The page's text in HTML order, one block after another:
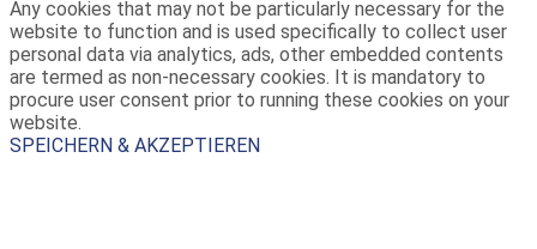
Any cookies that may not be particularly necessary for the
website to function and is used specifically to collect user
personal data via analytics, ads, other embedded contents
are termed as non-necessary cookies. It is mandatory to
procure user consent prior to running these cookies on your
website.
SPEICHERN & AKZEPTIEREN